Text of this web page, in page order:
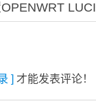
] 才能发表评论！